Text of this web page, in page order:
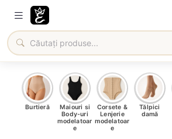
Burtieră
Maiouri si
Body-uri
modelatoar
e
Corsete &
Lenjerie
modelatoar
e
Tălpici
damă